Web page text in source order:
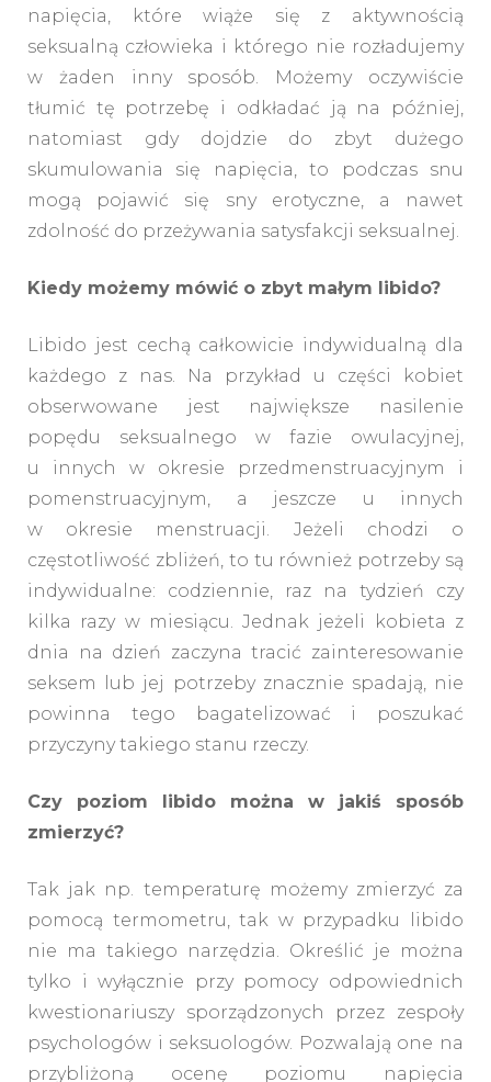
napięcia, które wiąże się z aktywnością
seksualną człowieka i którego nie rozładujemy
w żaden inny sposób. Możemy oczywiście
tłumić tę potrzebę i odkładać ją na później,
natomiast gdy dojdzie do zbyt dużego
skumulowania się napięcia, to podczas snu
mogą pojawić się sny erotyczne, a nawet
zdolność do przeżywania satysfakcji seksualnej.
Kiedy możemy mówić o zbyt małym libido?
Libido jest cechą całkowicie indywidualną dla
każdego z nas. Na przykład u części kobiet
obserwowane jest największe nasilenie
popędu seksualnego w fazie owulacyjnej,
u innych w okresie przedmenstruacyjnym i
pomenstruacyjnym, a jeszcze u innych
w okresie menstruacji. Jeżeli chodzi o
częstotliwość zbliżeń, to tu również potrzeby są
indywidualne: codziennie, raz na tydzień czy
kilka razy w miesiącu. Jednak jeżeli kobieta z
dnia na dzień zaczyna tracić zainteresowanie
seksem lub jej potrzeby znacznie spadają, nie
powinna tego bagatelizować i poszukać
przyczyny takiego stanu rzeczy.
Czy poziom libido można w jakiś sposób
zmierzyć?
Tak jak np. temperaturę możemy zmierzyć za
pomocą termometru, tak w przypadku libido
nie ma takiego narzędzia. Określić je można
tylko i wyłącznie przy pomocy odpowiednich
kwestionariuszy sporządzonych przez zespoły
psychologów i seksuologów. Pozwalają one na
przybliżoną ocenę poziomu napięcia